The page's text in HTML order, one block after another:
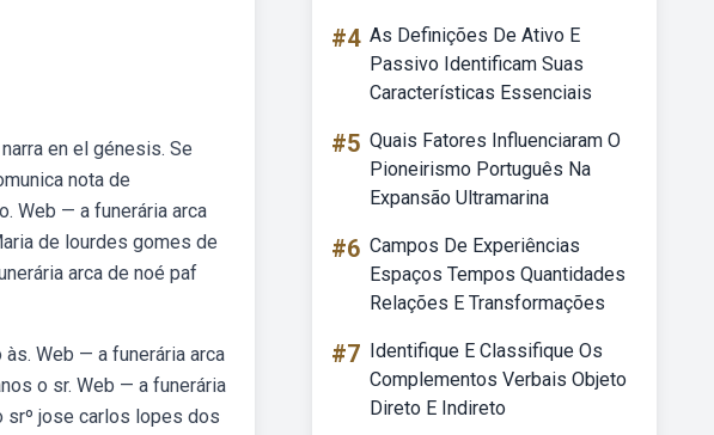
en el génesis. Se
nota de
Web — a funerária arca
de lourdes gomes de
arca de noé paf
Web — a funerária arca
o sr. Web — a funerária
srº jose carlos lopes dos
#4 As Definições De Ativo E
Passivo Identificam Suas
Características Essenciais
#5 Quais Fatores Influenciaram O
Pioneirismo Português Na
Expansão Ultramarina
#6 Campos De Experiências
Espaços Tempos Quantidades
Relações E Transformações
#7 Identifique E Classifique Os
Complementos Verbais Objeto
Direto E Indireto